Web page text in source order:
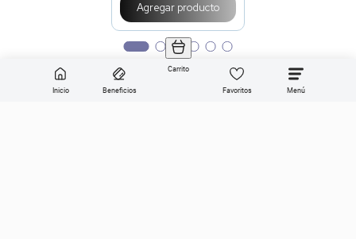
Inicio Beneficios
Carrito
Favoritos
Agregar producto